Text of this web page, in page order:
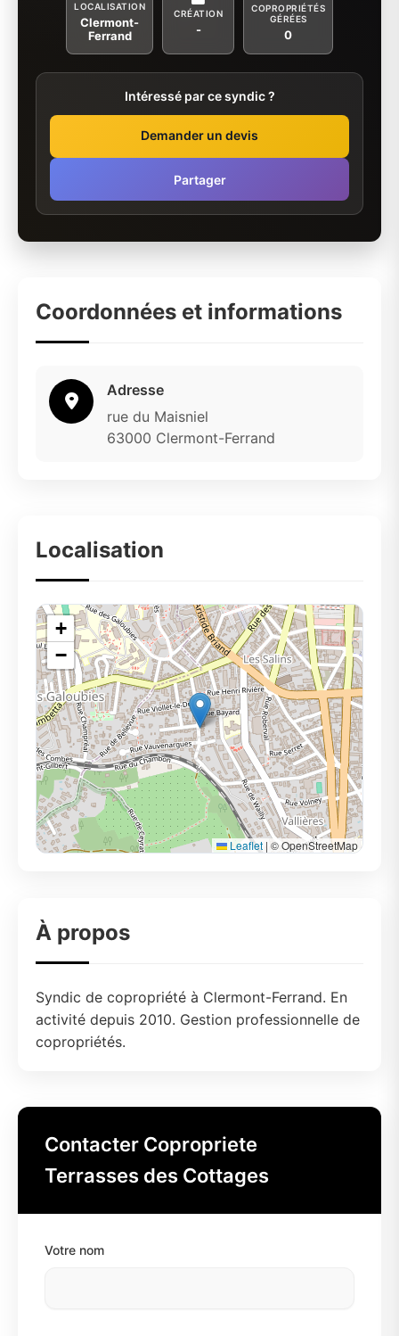
LOCALISATION
Clermont-
Ferrand
CRÉATION
-
COPROPRIÉTÉS
GÉRÉES
0
Intéressé par ce syndic ?
Demander un devis
Partager
Coordonnées et informations
Adresse
rue du Maisniel
63000 Clermont-Ferrand
Localisation
+
−
Leaflet | © OpenStreetMap
À propos
Syndic de copropriété à Clermont-Ferrand. En
activité depuis 2010. Gestion professionnelle de
copropriétés.
Contacter Copropriete
Terrasses des Cottages
Votre nom